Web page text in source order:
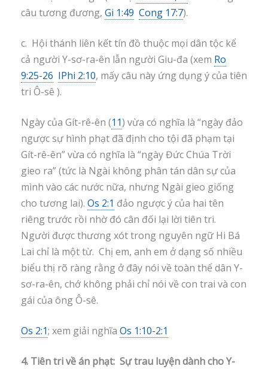
câu tương đương, Gi 1:49 Cong 17:7).
c. Hội thánh liên kết tín đồ thuộc mọi dân tộc kể
cả người Y-sơ-ra-ên lẫn người Giu-đa (xem Ro
9:25-26 IPhi 2:10, mấy câu này ứng dụng ý của tiên
tri Ô-sê ).
Ngày của Gít-rê-ên (11) vừa có nghĩa là “ngày đảo
ngược sự hình phạt đã định cho tội đã phạm tại
Gít-rê-ên” vừa có nghĩa là “ngày Đức Chúa Trời
gieo ra” (tức là Ngài không phân tán dân sự của
mình vào các nước nữa, nhưng Ngài gieo giống
cho tương lai). Os 2:1 đảo ngược ý của hai tên
riêng trước rồi nhờ đó cân đối lại lời tiên tri.
Người được thương xót trong nguyên ngữ Hi Bá
Lai chỉ là một từ. Chị em, anh em ở dạng số nhiều
biểu thị rõ ràng rằng ở đây nói về toàn thể dân Y-
sơ-ra-ên, chớ không phải chỉ nói về con trai và con
gái của ông Ô-sê.
Os 2:1; xem giải nghĩa Os 1:10-2:1
4. Tiên tri về án phạt: Sự trau luyện dành cho Y-